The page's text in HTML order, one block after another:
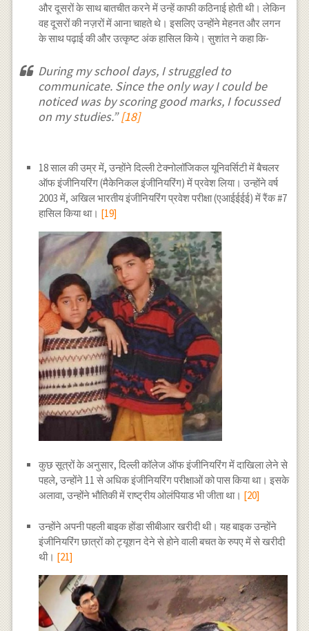
और दूसरों के साथ बातचीत करने में उन्हें काफी कठिनाई होती थी। लेकिन
वह दूसरों की नज़रों में आना चाहते थे। इसलिए उन्होंने मेहनत और लगन
के साथ पढ़ाई की और उत्कृष्ट अंक हासिल किये। सुशांत ने कहा कि-
During my school days, I struggled to
communicate. Since the only way I could be
noticed was by scoring good marks, I focussed
on my studies.”[18]
18 साल की उम्र में, उन्होंने दिल्ली टेक्नोलॉजिकल यूनिवर्सिटी में बैचलर
ऑफ इंजीनियरिंग (मैकेनिकल इंजीनियरिंग) में प्रवेश लिया। उन्होंने वर्ष
2003 में, अखिल भारतीय इंजीनियरिंग प्रवेश परीक्षा (एआईईईई) में रैंक #7
हासिल किया था। [19]
कुछ सूत्रों के अनुसार, दिल्ली कॉलेज ऑफ इंजीनियरिंग में दाखिला लेने से
पहले, उन्होंने 11 से अधिक इंजीनियरिंग परीक्षाओं को पास किया था। इसके
अलावा, उन्होंने भौतिकी में राष्ट्रीय ओलंपियाड भी जीता था। [20]
उन्होंने अपनी पहली बाइक होंडा सीबीआर खरीदी थी। यह बाइक उन्होंने
इंजीनियरिंग छात्रों को ट्यूशन देने से होने वाली बचत के रुपए में से खरीदी
थी। [21]